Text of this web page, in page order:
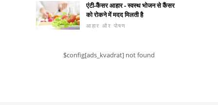
एंटी-कैंसर आहार - स्वस्थ भोजन से कैंसर
को रोकने में मदद मिलती है
आहार और पोषण
$config[ads_kvadrat] not found